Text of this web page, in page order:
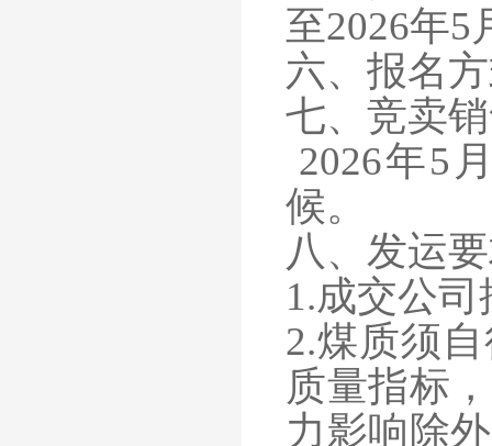
至2026年5
六、报名
七、竞卖
2026年5
候。
八、发运
1.成交公
2.煤质须
质量指标
力影响除